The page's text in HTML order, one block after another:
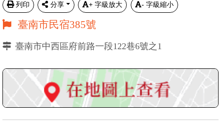
列印 分享 + 字級放大 - 字級縮小
臺南市民宿385號
臺南市中西區府前路一段122巷6號之1